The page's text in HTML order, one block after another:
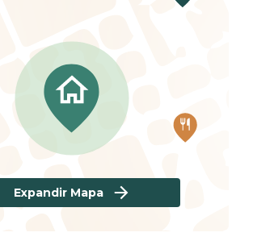
Expandir Mapa